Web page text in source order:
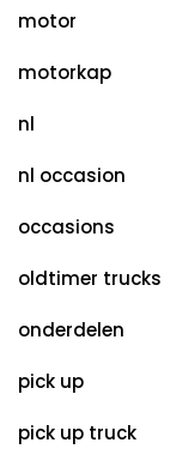
motor
motorkap
nl
nl occasion
occasions
oldtimer trucks
onderdelen
pick up
pick up truck